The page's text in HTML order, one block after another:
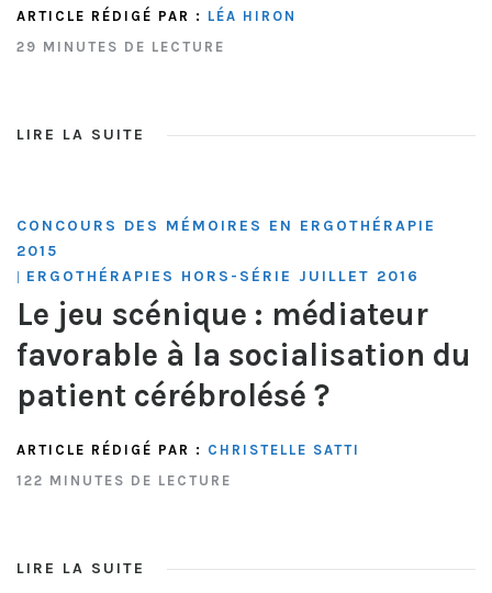
ARTICLE RÉDIGÉ PAR : LÉA HIRON
29 MINUTES DE LECTURE
LIRE LA SUITE
CONCOURS DES MÉMOIRES EN ERGOTHÉRAPIE
2015
ERGOTHÉRAPIES HORS-SÉRIE JUILLET 2016
Le jeu scénique : médiateur
favorable à la socialisation du
patient cérébrolésé ?
ARTICLE RÉDIGÉ PAR : CHRISTELLE SATTI
122 MINUTES DE LECTURE
LIRE LA SUITE